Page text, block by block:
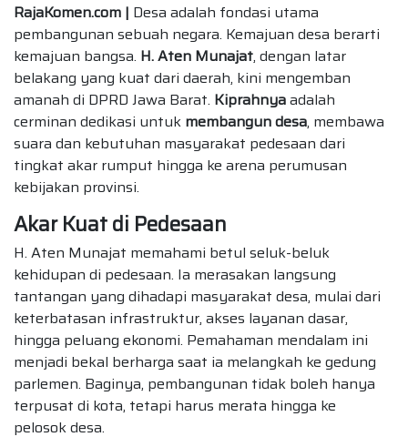
RajaKomen.com | Desa adalah fondasi utama
pembangunan sebuah negara. Kemajuan desa berarti
kemajuan bangsa. H. Aten Munajat, dengan latar
belakang yang kuat dari daerah, kini mengemban
amanah di DPRD Jawa Barat. Kiprahnyaadalah
cerminan dedikasi untuk membangun desa, membawa
suara dan kebutuhan masyarakat pedesaan dari
tingkat akar rumput hingga ke arena perumusan
kebijakan provinsi.
Akar Kuat di Pedesaan
H. Aten Munajat memahami betul seluk-beluk
kehidupan di pedesaan. Ia merasakan langsung
tantangan yang dihadapi masyarakat desa, mulai dari
keterbatasan infrastruktur, akses layanan dasar,
hingga peluang ekonomi. Pemahaman mendalam ini
menjadi bekal berharga saat ia melangkah ke gedung
parlemen. Baginya, pembangunan tidak boleh hanya
terpusat di kota, tetapi harus merata hingga ke
pelosok desa.